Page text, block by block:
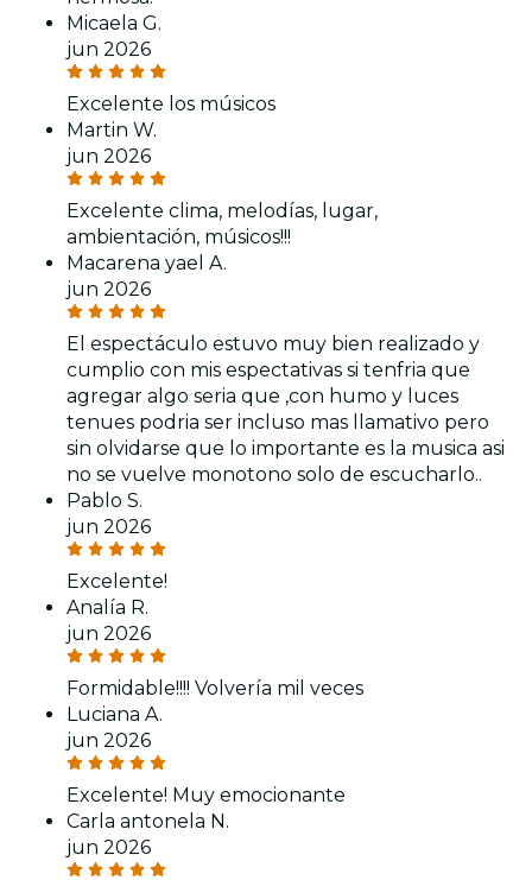
Micaela G.
jun 2026
Excelente los músicos
Martin W.
jun 2026
Excelente clima, melodías, lugar,
ambientación, músicos!!!
Macarena yael A.
jun 2026
El espectáculo estuvo muy bien realizado y
cumplio con mis espectativas si tenfria que
agregar algo seria que ,con humo y luces
tenues podria ser incluso mas llamativo pero
sin olvidarse que lo importante es la musica asi
no se vuelve monotono solo de escucharlo..
Pablo S.
jun 2026
Excelente!
Analía R.
jun 2026
Formidable!!!! Volvería mil veces
Luciana A.
jun 2026
Excelente! Muy emocionante
Carla antonela N.
jun 2026